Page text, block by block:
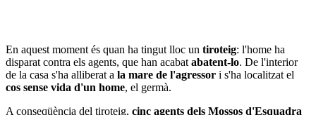
En aquest moment és quan ha tingut lloc un tiroteig: l'home ha
disparat contra els agents, que han acabat abatent-lo. De l'interior
de la casa s'ha alliberat a la mare de l'agressor i s'ha localitzat el
cos sense vida d'un home, el germà.
A conseqüència del tiroteig, cinc agents dels Mossos d'Esquadra